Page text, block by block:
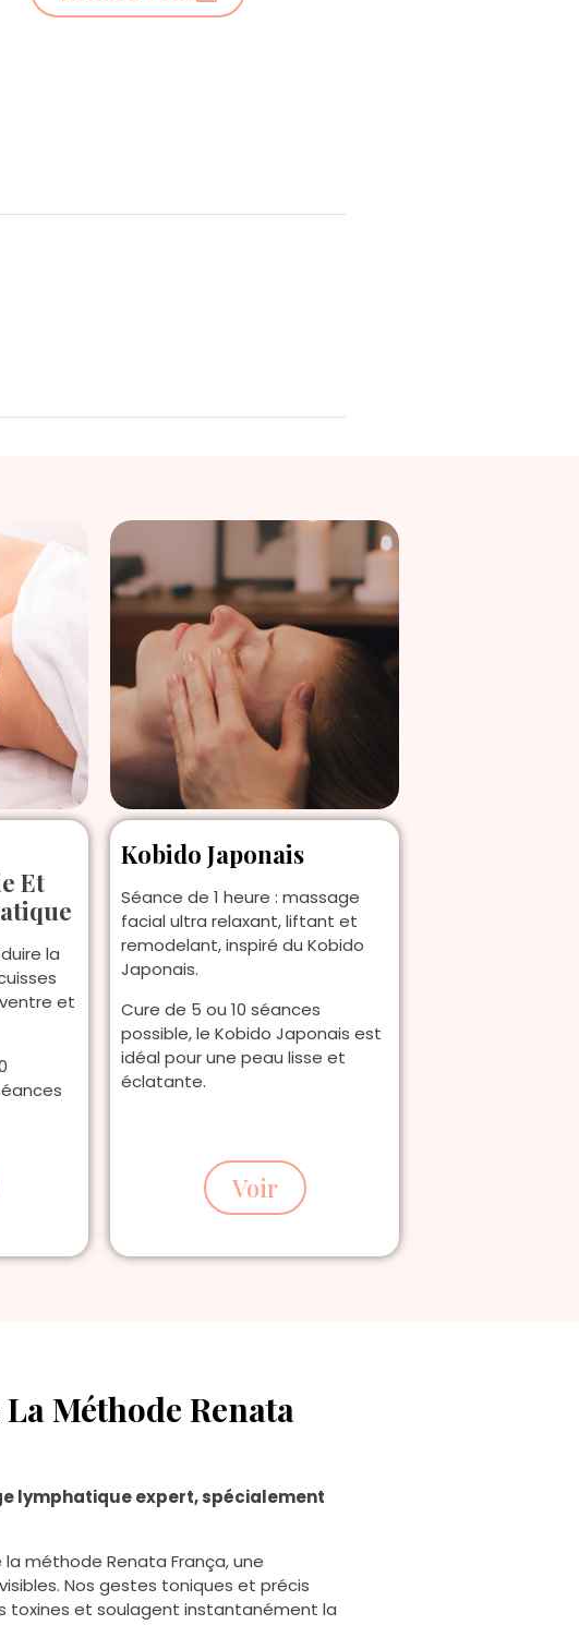
Et
la
et
Kobido Japonais
Séance de 1 heure : massage
facial ultra relaxant, liftant et
remodelant, inspiré du Kobido
Japonais.
Cure de 5 ou 10 séances
possible, le Kobido Japonais est
idéal pour une peau lisse et
éclatante.
Voir
Méthode Renata
lymphatique expert, spécialement
la méthode Renata França, une
Nos gestes toniques et précis
toxines et soulagent instantanément la